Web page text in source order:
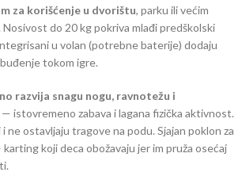
za korišćenje u dvorištu, parku ili većim
do 20 kg pokriva mlađi predškolski
u volan (potrebne baterije) dodaju
tokom igre.
razvija snagu nogu, ravnotežu i
— istovremeno zabava i lagana fizička aktivnost.
ne ostavljaju tragove na podu. Sjajan poklon za
koji deca obožavaju jer im pruža osećaj